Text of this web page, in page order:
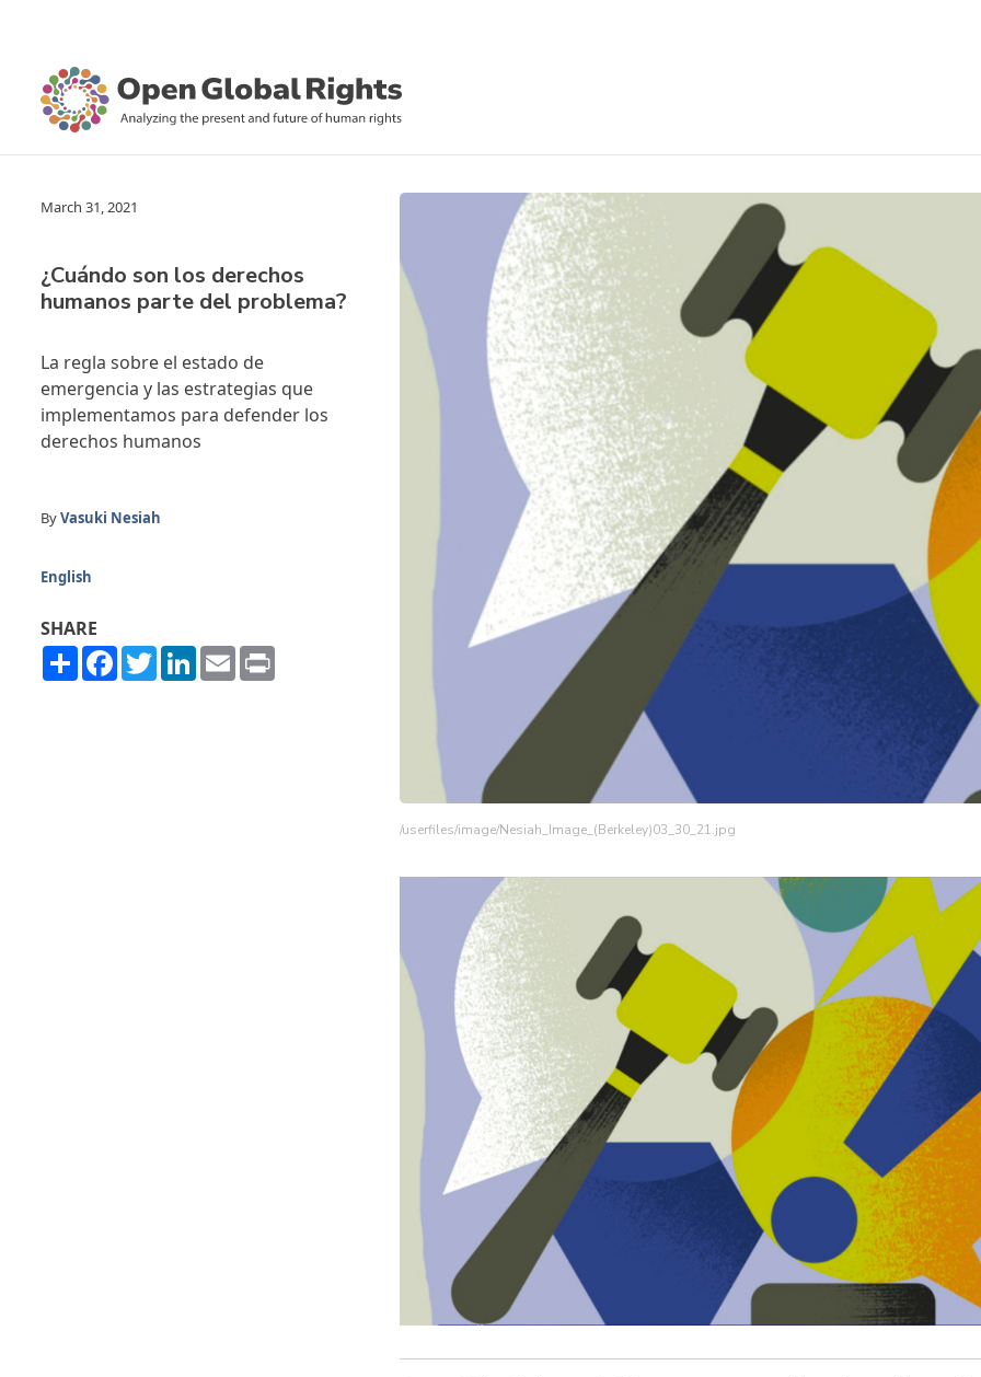
March 31, 2021
¿Cuándo son los derechos
humanos parte del problema?
/userfiles/image/Nesiah_Image_(Berkeley)03_30_21.jpg
La regla sobre el estado de
emergencia y las estrategias que
implementamos para defender los
derechos humanos
ByVasuki Nesiah
English
SHARE
ShareFacebook
TwitterLinkedIn
Email